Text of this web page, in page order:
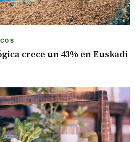
crece un 43% en Euskadi